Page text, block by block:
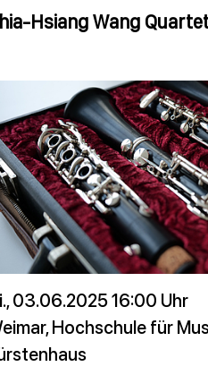
Hsiang Wang
03.06.2025 16:00 Uhr
Hochschule für